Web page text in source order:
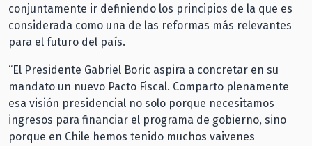
conjuntamente ir definiendo los principios de la que es
considerada como una de las reformas más relevantes
para el futuro del país.
“El Presidente Gabriel Boric aspira a concretar en su
mandato un nuevo Pacto Fiscal. Comparto plenamente
esa visión presidencial no solo porque necesitamos
ingresos para financiar el programa de gobierno, sino
porque en Chile hemos tenido muchos vaivenes